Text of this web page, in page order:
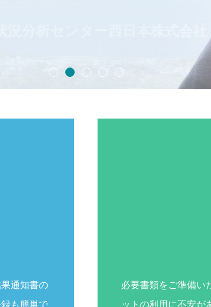
通知書の
も簡単で
必要書類をご準備い
ットの利用に不安が